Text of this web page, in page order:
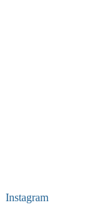
Instagram